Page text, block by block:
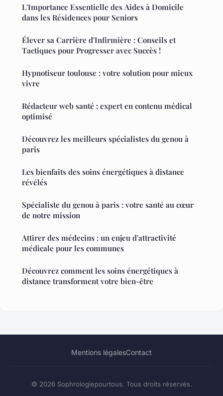
L'Importance Essentielle des Aides à Domicile
dans les Résidences pour Seniors
Élever sa Carrière d'Infirmière : Conseils et
Tactiques pour Progresser avec Succès !
Hypnotiseur toulouse : votre solution pour mieux
vivre
Rédacteur web santé : expert en contenu médical
optimisé
Découvrez les meilleurs spécialistes du genou à
paris
Les bienfaits des soins énergétiques à distance
révélés
Spécialiste du genou à paris : votre santé au cœur
de notre mission
Attirer des médecins : un enjeu d'attractivité
médicale pour les communes
Découvrez comment les soins énergétiques à
distance transforment votre bien-être
Mentions légalesContact
© 2026 Sophrologiepourtous. Tous droits réservés.